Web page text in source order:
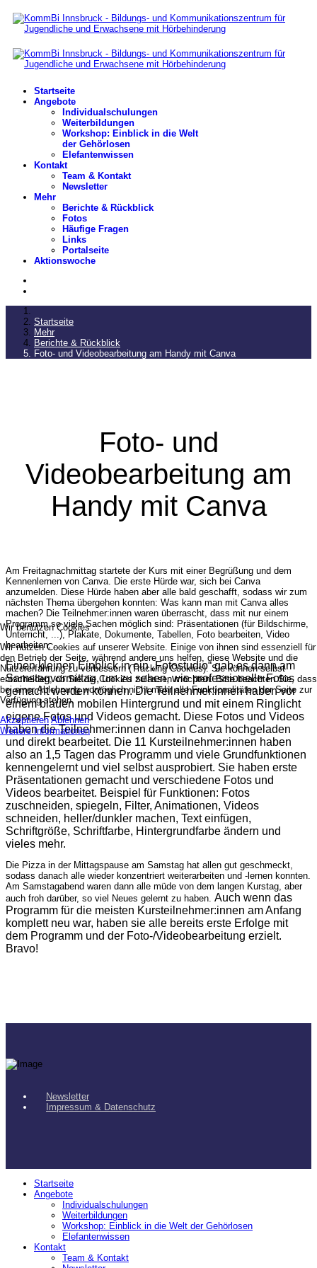
Wir benutzen Cookies
Wir nutzen Cookies auf unserer Website. Einige von ihnen sind essenziell für
den Betrieb der Seite, während andere uns helfen, diese Website und die
Nutzererfahrung zu verbessern (Tracking Cookies). Sie können selbst
entscheiden, ob Sie die Cookies zulassen möchten. Bitte beachten Sie, dass
bei einer Ablehnung womöglich nicht mehr alle Funktionalitäten der Seite zur
Verfügung stehen.
Akzeptieren Ablehnen
Weitere Informationen
Startseite
Angebote
Individualschulungen
Weiterbildungen
Workshop: Einblick in die Welt
der Gehörlosen
Elefantenwissen
Kontakt
Team & Kontakt
Newsletter
Mehr
Berichte & Rückblick
Fotos
Häufige Fragen
Links
Portalseite
Aktionswoche
Startseite
Mehr
Berichte & Rückblick
Foto- und Videobearbeitung am Handy mit Canva
Foto- und
Videobearbeitung am
Handy mit Canva
Am Freitagnachmittag startete der Kurs mit einer Begrüßung und dem
Kennenlernen von Canva. Die erste Hürde war, sich bei Canva
anzumelden. Diese Hürde haben aber alle bald geschafft, sodass wir zum
nächsten Thema übergehen konnten: Was kann man mit Canva alles
machen? Die Teilnehmer:innen waren überrascht, dass mit nur einem
Programm so viele Sachen möglich sind: Präsentationen (für Bildschirme,
Unterricht, ...), Plakate, Dokumente, Tabellen, Foto bearbeiten, Video
bearbeiten, ...
Einen kleinen Einblick in ein „Fotostudio“ gab es dann am
Samstagvormittag, um zu sehen, wie professionelle Fotos
gemacht werden können. Die Teilnehmer:innen haben vor
einem blauen mobilen Hintergrund und mit einem Ringlicht
eigene Fotos und Videos gemacht. Diese Fotos und Videos
haben die Teilnehmer:innen dann in Canva hochgeladen
und direkt bearbeitet. Die 11 Kursteilnehmer:innen haben
also an 1,5 Tagen das Programm und viele Grundfunktionen
kennengelernt und viel selbst ausprobiert. Sie haben erste
Präsentationen gemacht und verschiedene Fotos und
Videos bearbeitet. Beispiel für Funktionen: Fotos
zuschneiden, spiegeln, Filter, Animationen, Videos
schneiden, heller/dunkler machen, Text einfügen,
Schriftgröße, Schriftfarbe, Hintergrundfarbe ändern und
vieles mehr.
Die Pizza in der Mittagspause am Samstag hat allen gut geschmeckt,
sodass danach alle wieder konzentriert weiterarbeiten und -lernen konnten.
Am Samstagabend waren dann alle müde von dem langen Kurstag, aber
auch froh darüber, so viel Neues gelernt zu haben. Auch wenn das
Programm für die meisten Kursteilnehmer:innen am Anfang
komplett neu war, haben sie alle bereits erste Erfolge mit
dem Programm und der Foto-/Videobearbeitung erzielt.
Bravo!
Newsletter
Impressum & Datenschutz
Startseite
Angebote
Individualschulungen
Weiterbildungen
Workshop: Einblick in die Welt der Gehörlosen
Elefantenwissen
Kontakt
Team & Kontakt